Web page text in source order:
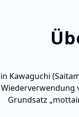
Kawaguchi
Grundsatz